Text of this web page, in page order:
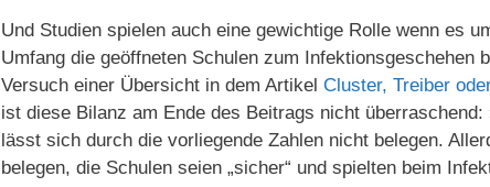
Und Studien spielen auch eine gewichtige Rolle wenn es
Umfang die geöffneten Schulen zum
Versuch einer Übersicht in dem Artikel Cluster, Treiber
ist diese Bilanz am Ende des Beitrags nicht
lässt sich durch die vorliegende Zahlen nicht belegen.
belegen, die Schulen seien „sicher“ und spielten beim